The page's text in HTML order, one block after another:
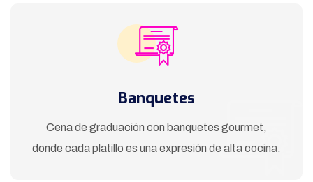
Banquetes
Cena de graduación con banquetes gourmet,
donde cada platillo es una expresión de alta cocina.